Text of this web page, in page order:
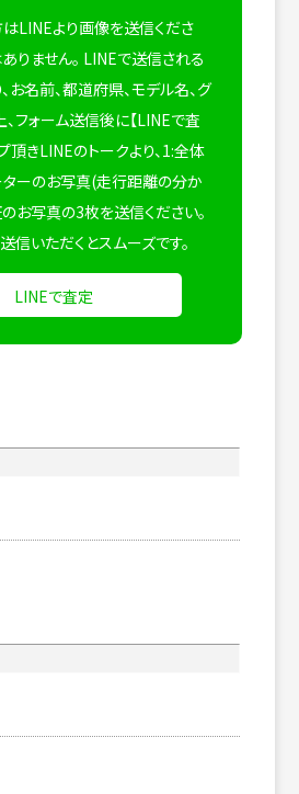
LINEより画像を送信くださ
りません。 LINEで送信される
お名前、都道府県、モデル名、グ
フォーム送信後に【LINEで査
頂きLINEのトークより、1:全体
ターのお写真(走行距離の分か
お写真の3枚を送信ください。
信いただくとスムーズです。
LINEで査定